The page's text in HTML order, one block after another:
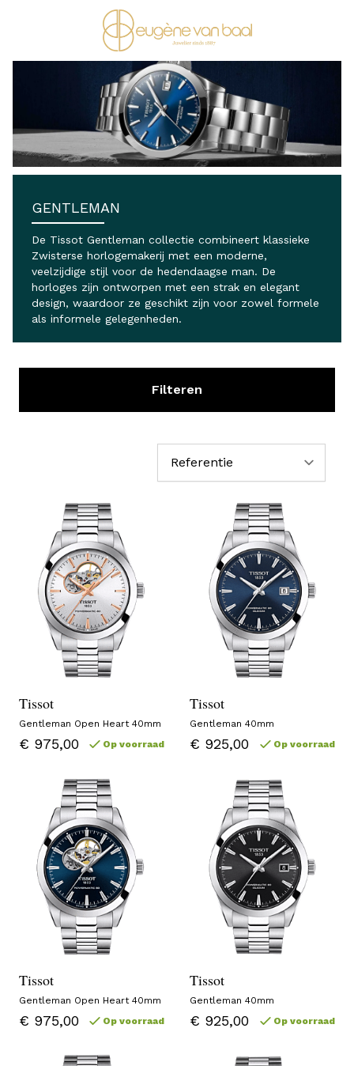
GENTLEMAN
De Tissot Gentleman collectie combineert klassieke
Zwisterse horlogemakerij met een moderne,
veelzijdige stijl voor de hedendaagse man. De
horloges zijn ontworpen met een strak en elegant
design, waardoor ze geschikt zijn voor zowel formele
als informele gelegenheden.
Filteren
Tissot
Gentleman Open Heart 40mm
€ 975,00 Op voorraad
Tissot
Gentleman 40mm
€ 925,00 Op voorraad
Tissot
Gentleman Open Heart 40mm
€ 975,00 Op voorraad
Tissot
Gentleman 40mm
€ 925,00 Op voorraad